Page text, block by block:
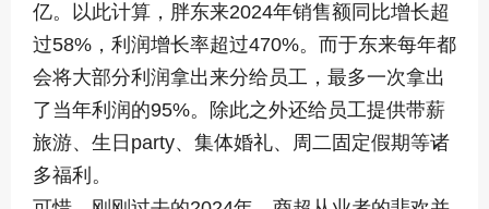
亿。以此计算，胖东来2024年销售额同比增长超
过58%，利润增长率超过470%。而于东来每年都
会将大部分利润拿出来分给员工，最多一次拿出
了当年利润的95%。除此之外还给员工提供带薪
旅游、生日party、集体婚礼、周二固定假期等诸
多福利。